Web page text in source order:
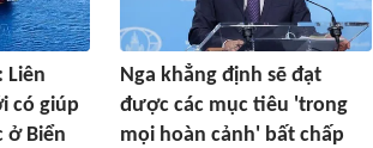
Liên
có giúp
ở Biển
Nga khẳng định sẽ đạt
được các mục tiêu 'trong
mọi hoàn cảnh' bất chấp